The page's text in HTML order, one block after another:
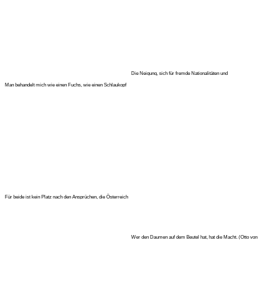
Man behandelt mich wie einen Fuchs, wie einen Schlaukopf
Die Neigung, sich für fremde Nationalitäten und
Für beide ist kein Platz nach den Ansprüchen, die Österreich
Wer den Daumen auf dem Beutel hat, hat die Macht. (Otto von